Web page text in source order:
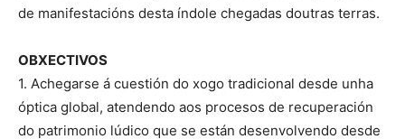
de manifestacións desta índole chegadas doutras terras.
OBXECTIVOS
1. Achegarse á cuestión do xogo tradicional desde unha
óptica global, atendendo aos procesos de recuperación
do patrimonio lúdico que se están desenvolvendo desde